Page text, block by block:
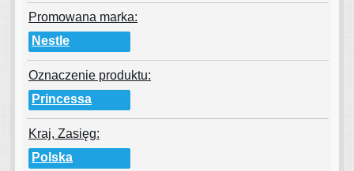
Promowana marka:
Nestle
Oznaczenie produktu:
Princessa
Kraj, Zasięg:
Polska